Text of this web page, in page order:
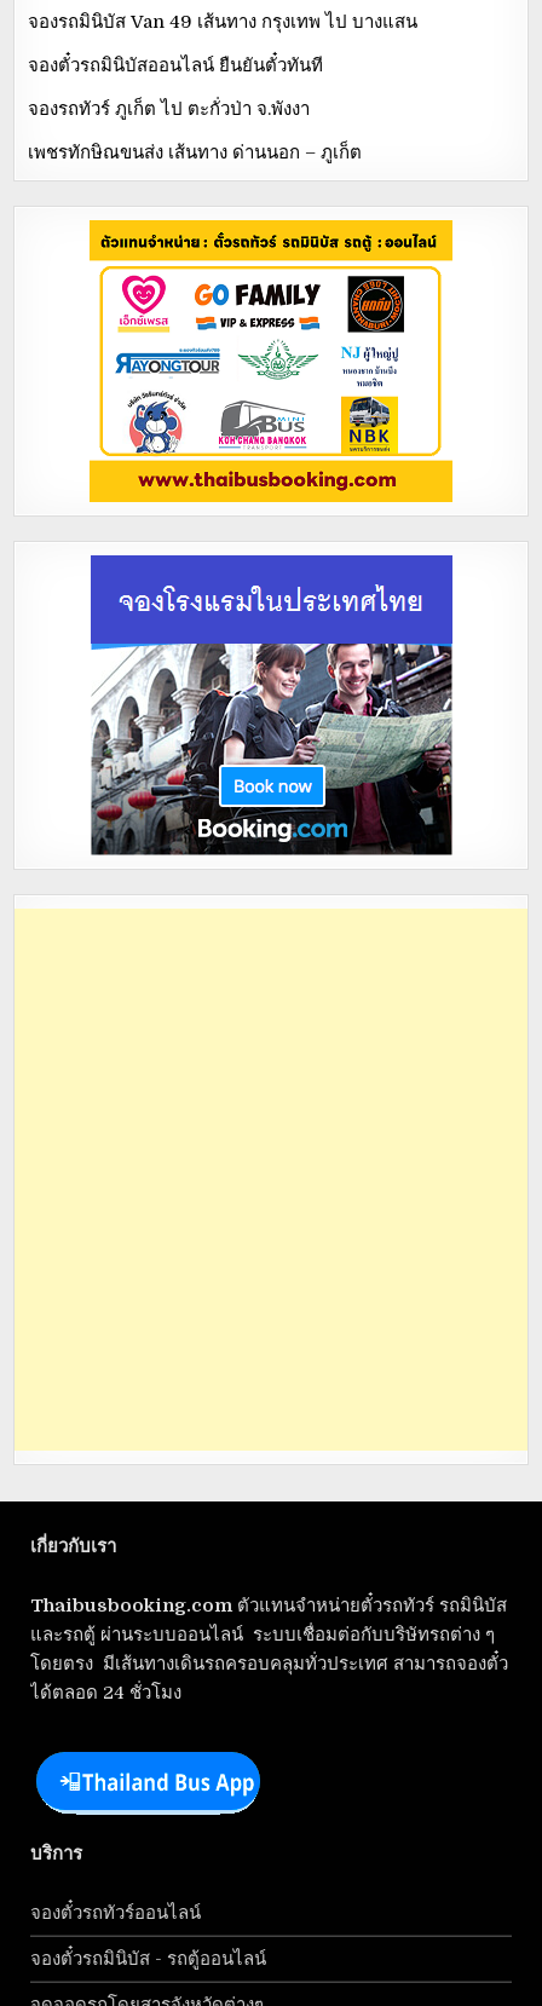
จองรถมินิบัส Van 49 เส้นทาง กรุงเทพ ไป บางแสน
จองตั๋วรถมินิบัสออนไลน์ ยืนยันตั๋วทันที
จองรถทัวร์ ภูเก็ต ไป ตะกั่วป่า จ.พังงา
เพชรทักษิณขนส่ง เส้นทาง ด่านนอก – ภูเก็ต
เกี่ยวกับเรา
Thaibusbooking.com ตัวแทนจำหน่ายตั๋วรถทัวร์ รถมินิบัส
และรถตู้ ผ่านระบบออนไลน์ ระบบเชื่อมต่อกับบริษัทรถต่าง ๆ
โดยตรง มีเส้นทางเดินรถครอบคลุมทั่วประเทศ สามารถจองตั๋ว
ได้ตลอด 24 ชั่วโมง
บริการ
จองตั๋วรถทัวร์ออนไลน์
จองตั๋วรถมินิบัส - รถตู้ออนไลน์